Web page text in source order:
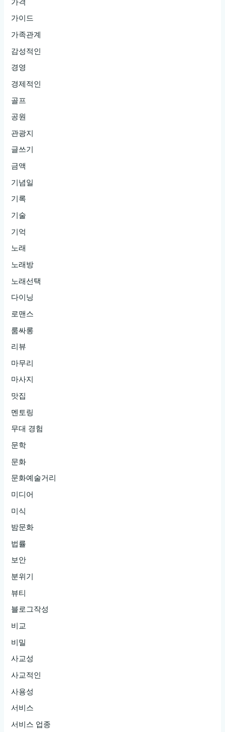
가격
가이드
가족관계
감성적인
경영
경제적인
골프
공원
관광지
글쓰기
금액
기념일
기록
기술
기억
노래
노래방
노래선택
다이닝
로맨스
룸싸롱
리뷰
마무리
마사지
맛집
멘토링
무대 경험
문학
문화
문화예술거리
미디어
미식
밤문화
법률
보안
분위기
뷰티
블로그작성
비교
비밀
사교성
사교적인
사용성
서비스
서비스 업종